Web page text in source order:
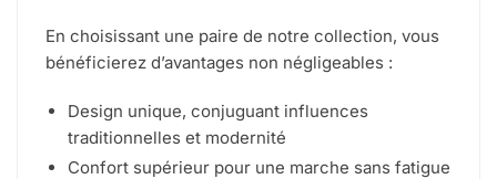
En choisissant une paire de notre collection, vous
bénéficierez d’avantages non négligeables :
Design unique, conjuguant influences
traditionnelles et modernité
Confort supérieur pour une marche sans fatigue